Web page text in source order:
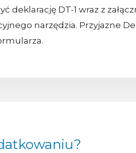
DT-1 wraz z
narzędzia. Przyjazne